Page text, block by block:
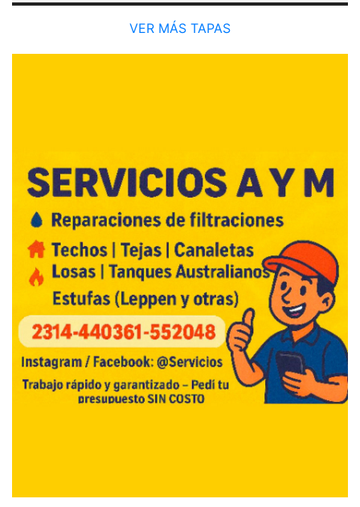
VER MÁS TAPAS